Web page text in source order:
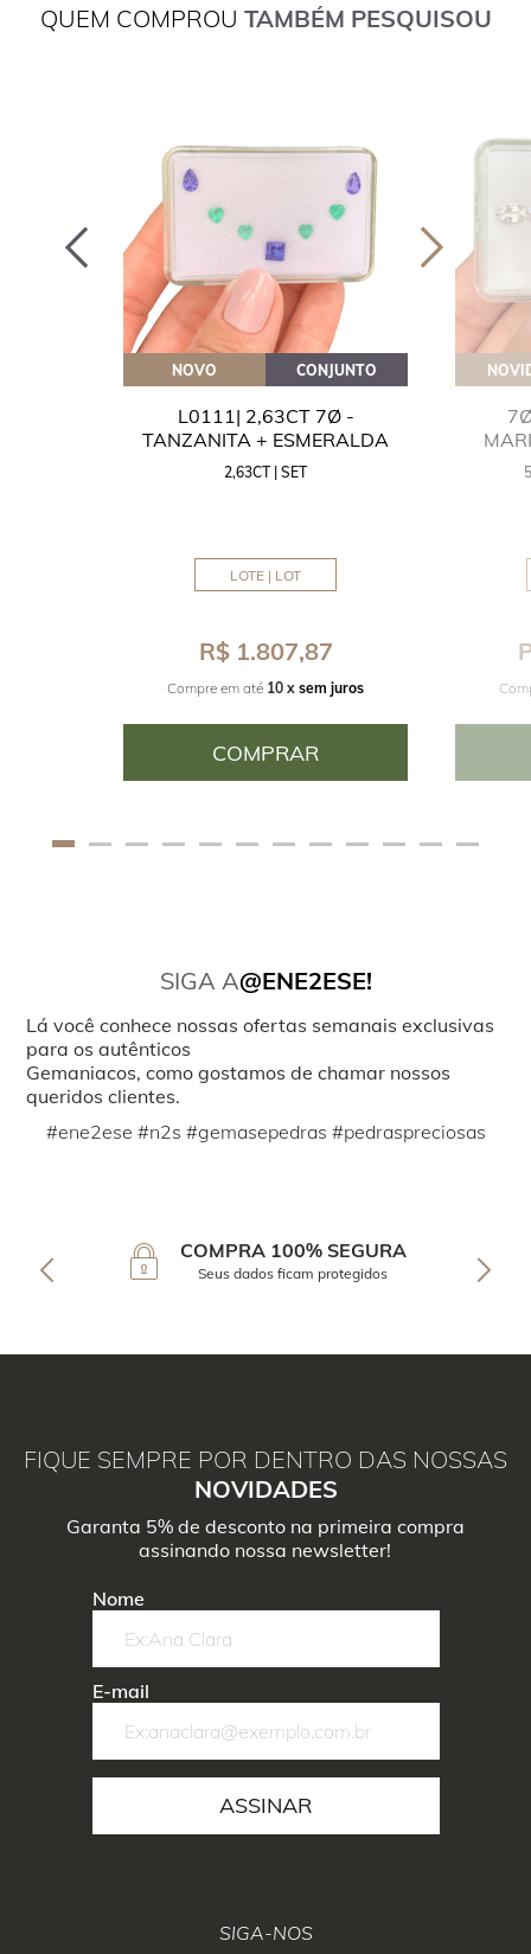
QUEM COMPROU TAMBÉM PESQUISOU
NOVO CONJUNTO
L0111| 2,63CT 7Ø -
TANZANITA + ESMERALDA
2,63CT | SET
LOTE | LOT
R$ 1.807,87
Compre em até 10 x sem juros
COMPRAR
SIGA A@ENE2ESE!
Lá você conhece nossas ofertas semanais exclusivas
para os autênticos
Gemaniacos, como gostamos de chamar nossos
queridos clientes.
#ene2ese #n2s #gemasepedras #pedraspreciosas
COMPRA 100% SEGURA
Seus dados ficam protegidos
FIQUE SEMPRE POR DENTRO DAS NOSSAS
NOVIDADES
Garanta 5% de desconto na primeira compra
assinando nossa newsletter!
Nome
E-mail
ASSINAR
SIGA-NOS